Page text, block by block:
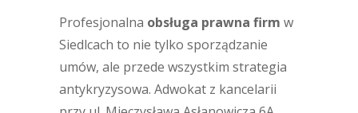
Profesjonalna obsługa prawna firm w
Siedlcach to nie tylko sporządzanie
umów, ale przede wszystkim strategia
antykryzysowa. Adwokat z kancelarii